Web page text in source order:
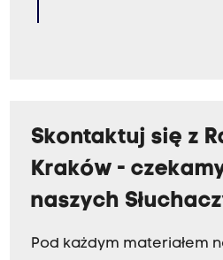
Skontaktuj się z
Kraków -
naszych
Pod każdym materiałem